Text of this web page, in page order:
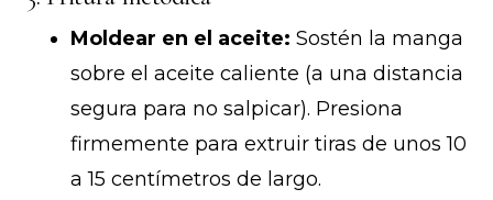
Moldear en el aceite: Sostén la manga
sobre el aceite caliente (a una distancia
segura para no salpicar). Presiona
firmemente para extruir tiras de unos 10
a 15 centímetros de largo.